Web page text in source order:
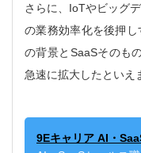
さらに、IoTやビッグ
の業務効率化を後押
の背景とSaaSそのも
急速に拡大したといえ
9Eキャリア AI・